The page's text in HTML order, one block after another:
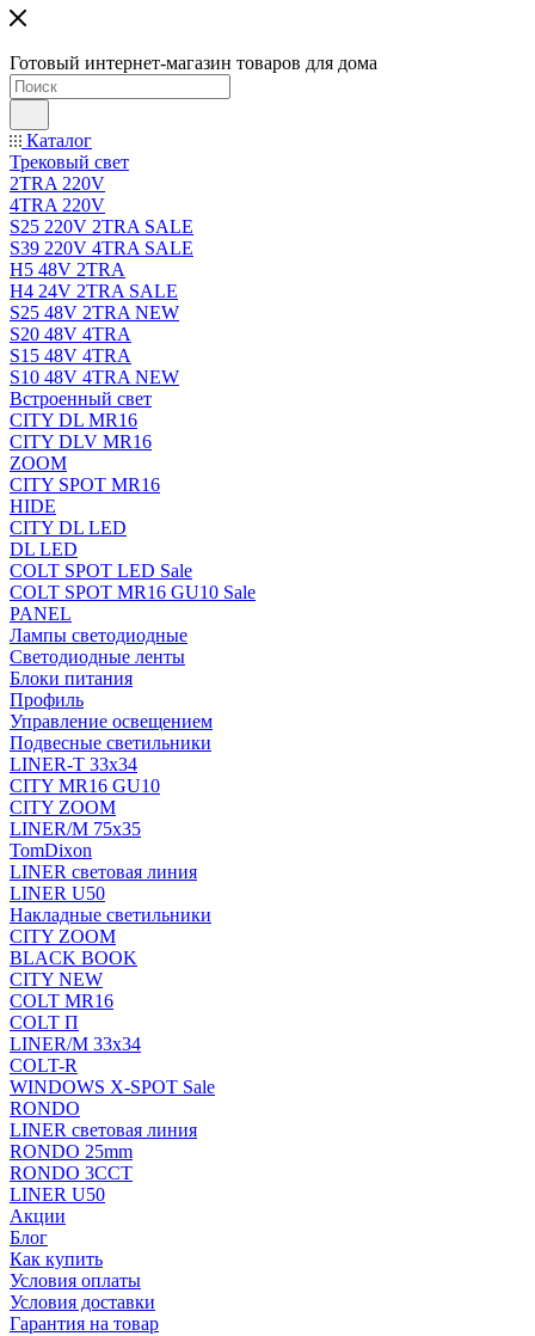
Готовый интернет-магазин товаров для дома
Каталог
Трековый свет
2TRA 220V
4TRA 220V
S25 220V 2TRA SALE
S39 220V 4TRA SALE
H5 48V 2TRA
H4 24V 2TRA SALE
S25 48V 2TRA NEW
S20 48V 4TRA
S15 48V 4TRA
S10 48V 4TRA NEW
Встроенный свет
CITY DL MR16
CITY DLV MR16
ZOOM
CITY SPOT MR16
HIDE
CITY DL LED
DL LED
COLT SPOT LED Sale
COLT SPOT MR16 GU10 Sale
PANEL
Лампы светодиодные
Светодиодные ленты
Блоки питания
Профиль
Управление освещением
Подвесные светильники
LINER-T 33x34
CITY MR16 GU10
CITY ZOOM
LINER/M 75х35
TomDixon
LINER световая линия
LINER U50
Накладные светильники
CITY ZOOM
BLACK BOOK
CITY NEW
COLT MR16
COLT П
LINER/М 33х34
COLT-R
WINDOWS X-SPOT Sale
RONDO
LINER световая линия
RONDO 25mm
RONDO 3CCT
LINER U50
Акции
Блог
Как купить
Условия оплаты
Условия доставки
Гарантия на товар